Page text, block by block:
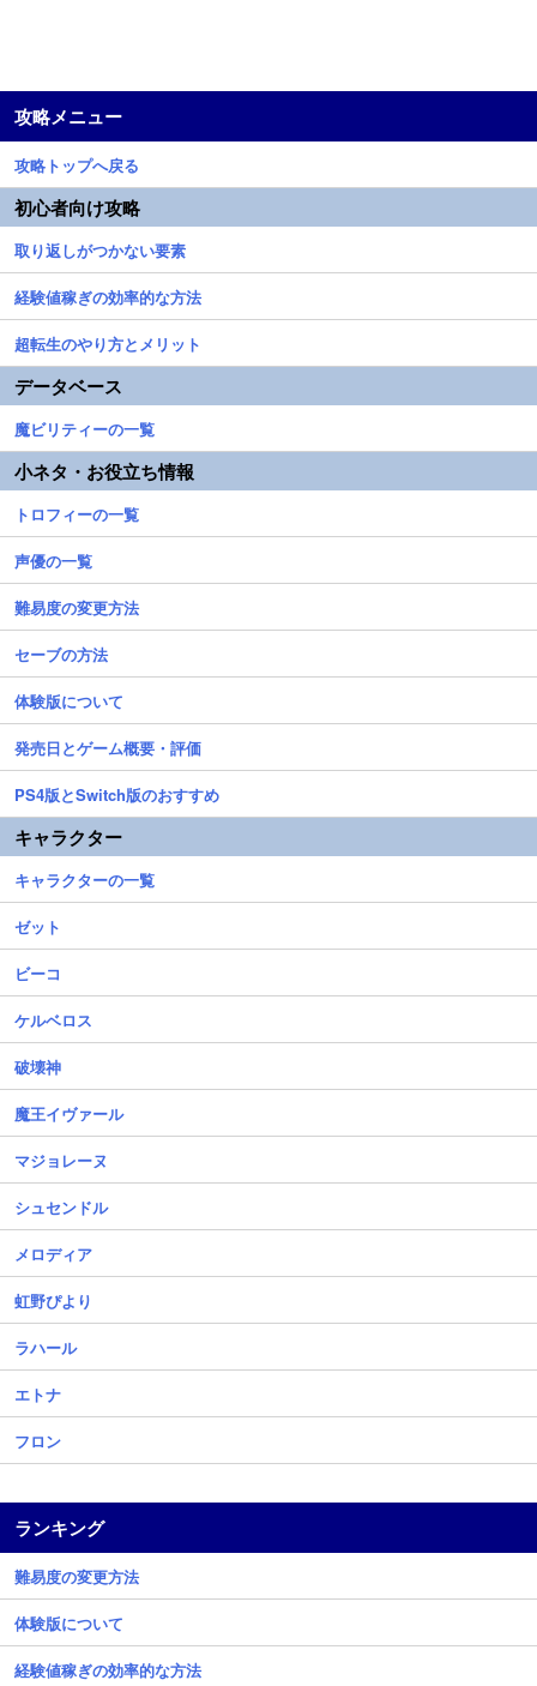
攻略メニュー
攻略トップへ戻る
初心者向け攻略
取り返しがつかない要素
経験値稼ぎの効率的な方法
超転生のやり方とメリット
データベース
魔ビリティーの一覧
小ネタ・お役立ち情報
トロフィーの一覧
声優の一覧
難易度の変更方法
セーブの方法
体験版について
発売日とゲーム概要・評価
PS4版とSwitch版のおすすめ
キャラクター
キャラクターの一覧
ゼット
ビーコ
ケルベロス
破壊神
魔王イヴァール
マジョレーヌ
シュセンドル
メロディア
虹野ぴより
ラハール
エトナ
フロン
ランキング
難易度の変更方法
体験版について
経験値稼ぎの効率的な方法